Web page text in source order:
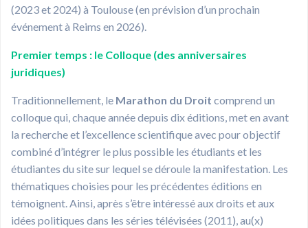
(2023 et 2024) à Toulouse (en prévision d’un prochain
événement à Reims en 2026).
Premier temps : le Colloque (des anniversaires
juridiques)
Traditionnellement, le Marathon du Droit comprend un
colloque qui, chaque année depuis dix éditions, met en avant
la recherche et l’excellence scientifique avec pour objectif
combiné d’intégrer le plus possible les étudiants et les
étudiantes du site sur lequel se déroule la manifestation. Les
thématiques choisies pour les précédentes éditions en
témoignent. Ainsi, après s’être intéressé aux droits et aux
idées politiques dans les séries télévisées (2011), au(x)